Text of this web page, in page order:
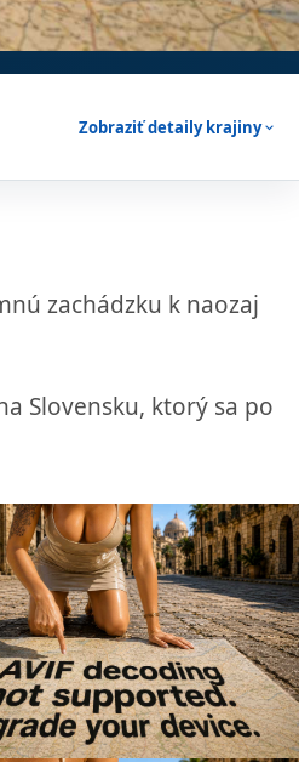
Zobraziť detaily krajinyexpand_more
zachádzku k naozaj
Slovensku, ktorý sa po